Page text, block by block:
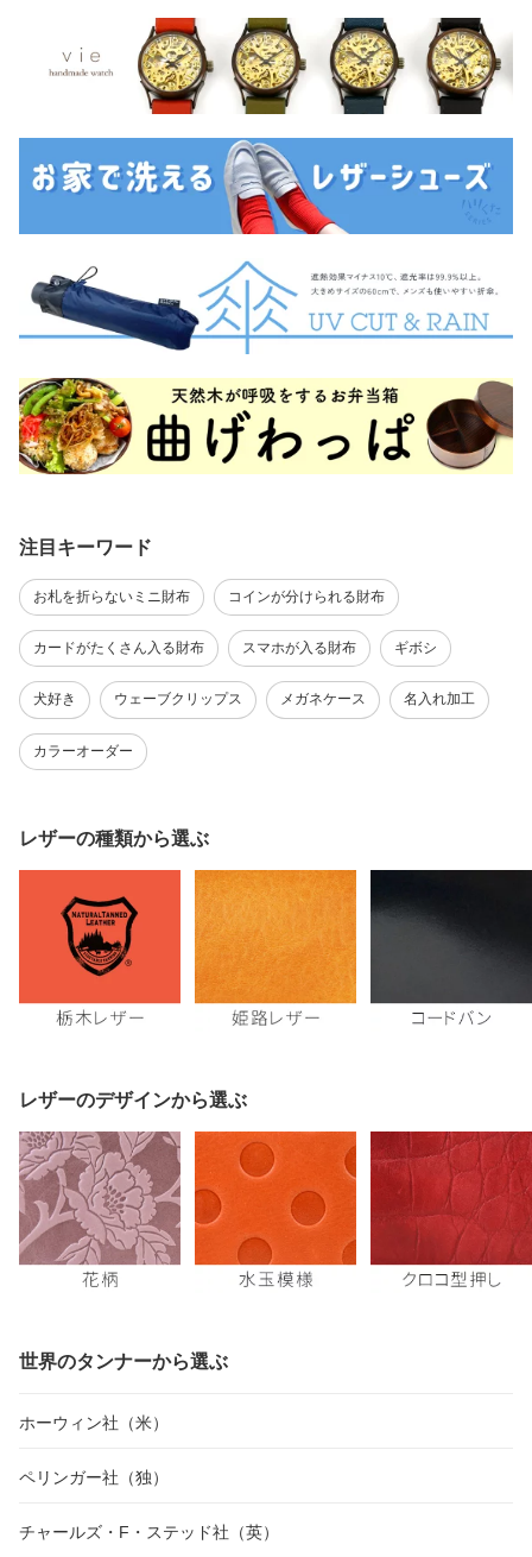
注目キーワード
お札を折らないミニ財布 コインが分けられる財布
カードがたくさん入る財布 スマホが入る財布 ギボシ
犬好き ウェーブクリップス メガネケース 名入れ加工
カラーオーダー
レザーの種類から選ぶ
レザーのデザインから選ぶ
世界のタンナーから選ぶ
ホーウィン社（米）
ペリンガー社（独）
チャールズ・F・ステッド社（英）